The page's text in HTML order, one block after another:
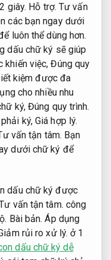
giây. Hỗ trợ. Tư vấn
các bạn ngay dưới
luôn thể dùng hơn.
dấu chữ ký sẽ giúp
khiến việc,Đúng quy
kiệm được đa
cho nhiều nhu
ký,Đúng quy trình.
ký, Giá hợp lý.
vấn tận tâm. Bạn
dưới chữ ký để
dấu chữ ký được
vấn tận tâm. công
Bài bản. Áp dụng
rủi ro xử lý. ở 1
dấu chữ ký dễ